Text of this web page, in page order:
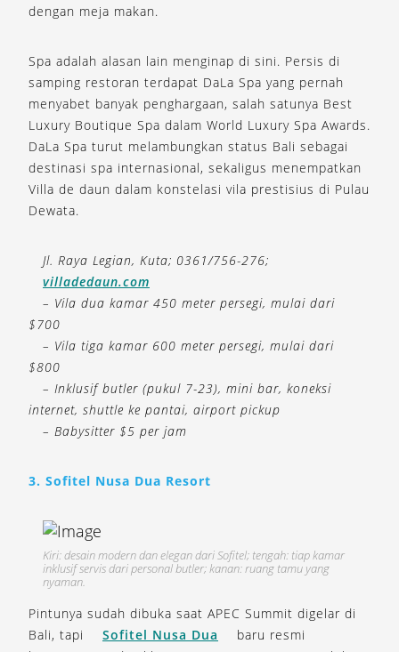
dengan meja makan.
Spa adalah alasan lain menginap di sini. Persis di
samping restoran terdapat DaLa Spa yang pernah
menyabet banyak penghargaan, salah satunya Best
Luxury Boutique Spa dalam World Luxury Spa Awards.
DaLa Spa turut melambungkan status Bali sebagai
destinasi spa internasional, sekaligus menempatkan
Villa de daun dalam konstelasi vila prestisius di Pulau
Dewata.
Jl. Raya Legian, Kuta; 0361/756-276;
villadedaun.com
– Vila dua kamar 450 meter persegi, mulai dari
$700
– Vila tiga kamar 600 meter persegi, mulai dari
$800
– Inklusif butler (pukul 7-23), mini bar, koneksi
internet, shuttle ke pantai, airport pickup
– Babysitter $5 per jam
3. Sofitel Nusa Dua Resort
Kiri: desain modern dan elegan dari Sofitel; tengah: tiap kamar
inklusif servis dari personal butler; kanan: ruang tamu yang
nyaman.
Pintunya sudah dibuka saat APEC Summit digelar di
Bali, tapi
Sofitel Nusa Dua
baru resmi